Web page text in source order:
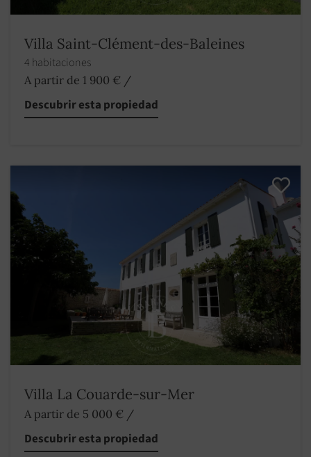
Villa Saint-Clément-des-Baleines
4 habitaciones
A partir de 1 900 € /
Descubrir esta propiedad
Villa La Couarde-sur-Mer
A partir de 5 000 € /
Descubrir esta propiedad